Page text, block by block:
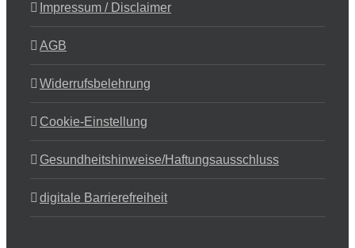
Impressum / Disclaimer
AGB
Widerrufsbelehrung
Cookie-Einstellung
Gesundheitshinweise/Haftungsausschluss
digitale Barrierefreiheit